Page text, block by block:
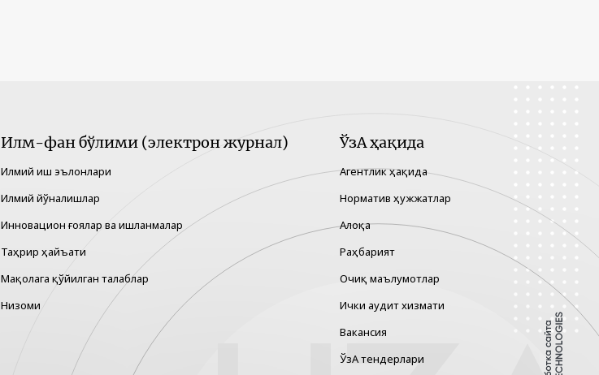
Илм-фан бўлими (электрон журнал)
Илмий иш эълонлари
Илмий йўналишлар
Инновацион ғоялар ва ишланмалар
Таҳрир ҳайъати
Мақолага қўйилган талаблар
Низоми
ЎзА ҳақида
Агентлик ҳақида
Норматив ҳужжатлар
Алоқа
Раҳбарият
Очиқ маълумотлар
Ички аудит хизмати
Вакансия
ЎзА тендерлари